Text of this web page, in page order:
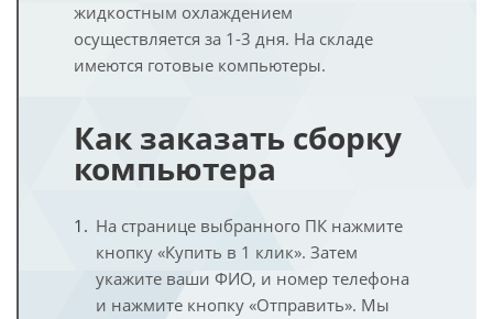
жидкостным охлаждением
осуществляется за 1-3 дня. На складе
имеются готовые компьютеры.
Как заказать сборку
компьютера
На странице выбранного ПК нажмите
кнопку «Купить в 1 клик». Затем
укажите ваши ФИО, и номер телефона
и нажмите кнопку «Отправить». Мы